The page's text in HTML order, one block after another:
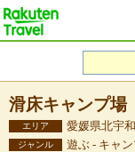
滑床キャンプ場
エリア 愛媛県北宇
ジャンル 遊ぶ - キャ